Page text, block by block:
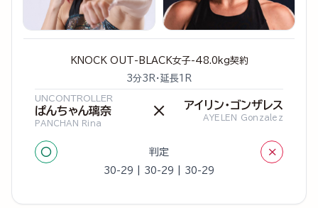
KNOCK OUT-BLACK女子-48.0kg契約
3分3R・延長1R
UNCONTROLLER
ぱんちゃん璃奈
PANCHAN Rina
× アイリン・ゴンザレス
AYELEN Gonzalez
○ 判定 ×
30-29 | 30-29 | 30-29